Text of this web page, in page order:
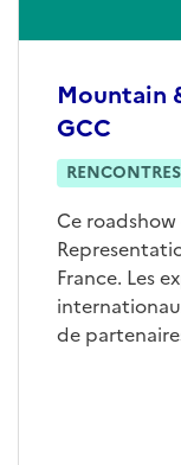
Mountain
GCC
Ce
France. Les
de